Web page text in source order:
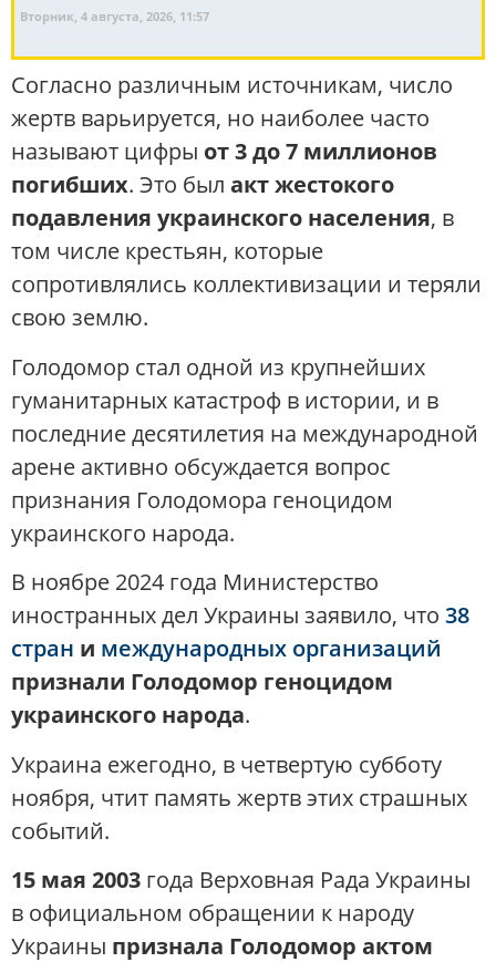
Вторник, 4 августа, 2026, 11:57
Согласно различным источникам, число
жертв варьируется, но наиболее часто
называют цифры от 3 до 7 миллионов
погибших. Это был акт жестокого
подавления украинского населения, в
том числе крестьян, которые
сопротивлялись коллективизации и теряли
свою землю.
Голодомор стал одной из крупнейших
гуманитарных катастроф в истории, и в
последние десятилетия на международной
арене активно обсуждается вопрос
признания Голодомора геноцидом
украинского народа.
В ноябре 2024 года Министерство
иностранных дел Украины заявило, что 38
стран и международных организаций
признали Голодомор геноцидом
украинского народа.
Украина ежегодно, в четвертую субботу
ноября, чтит память жертв этих страшных
событий.
15 мая 2003 года Верховная Рада Украины
в официальном обращении к народу
Украины признала Голодомор актом